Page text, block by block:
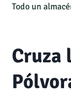
Todo un
Cruza